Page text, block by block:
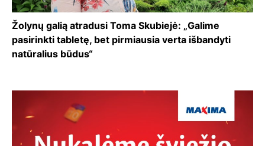
Žolynų galią atradusi Toma Skubiejė: „Galime
pasirinkti tabletę, bet pirmiausia verta išbandyti
natūralius būdus“